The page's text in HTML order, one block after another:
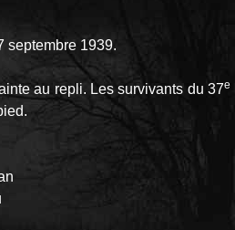
septembre 1939.
au repli. Les survivants du 37e